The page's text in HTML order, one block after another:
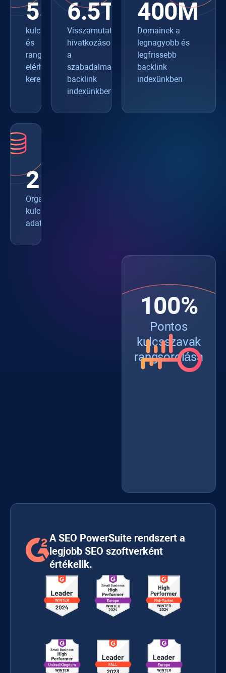
550+
kulcsszókutatáshoz
és
rangkövetéshez
elérhető
keresőmotorok
6.5T
Visszamutató
hivatkozások
a
szabadalmaztatott
backlink
indexünkben
100%
Pontos
kulcsszavak
rangsorolása
216M
Organikus
kulcsszavak
adatbázisunkban
400M
Domainek a
legnagyobb és
legfrissebb
backlink
indexünkben
A SEO PowerSuite rendszert a
legjobb SEO szoftverként
értékelik.